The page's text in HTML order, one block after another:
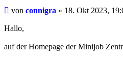
Beitrag
von connigra » 18. Okt 2023,
Hallo,
auf der Homepage der Minijob